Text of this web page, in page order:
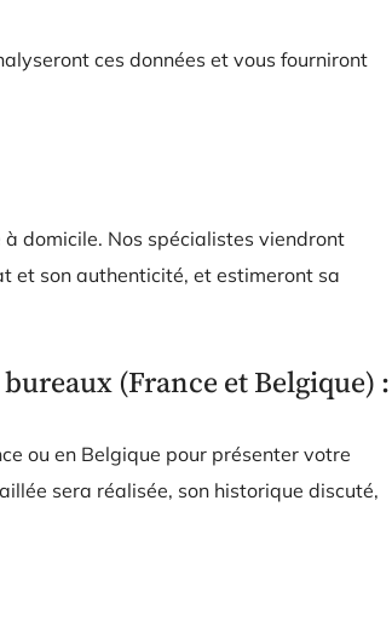
ces données et vous fourniront
domicile. Nos spécialistes viendront
et son authenticité, et estimeront sa
(France et Belgique) :
ou en Belgique pour présenter votre
sera réalisée, son historique discuté,